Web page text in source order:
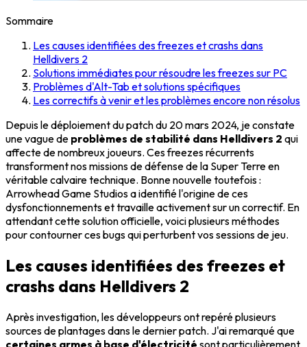
Sommaire
Les causes identifiées des freezes et crashs dans
Helldivers 2
Solutions immédiates pour résoudre les freezes sur PC
Problèmes d'Alt-Tab et solutions spécifiques
Les correctifs à venir et les problèmes encore non résolus
Depuis le déploiement du patch du 20 mars 2024, je constate
une vague de problèmes de stabilité dans Helldivers 2 qui
affecte de nombreux joueurs. Ces freezes récurrents
transforment nos missions de défense de la Super Terre en
véritable calvaire technique. Bonne nouvelle toutefois :
Arrowhead Game Studios a identifié l'origine de ces
dysfonctionnements et travaille activement sur un correctif. En
attendant cette solution officielle, voici plusieurs méthodes
pour contourner ces bugs qui perturbent vos sessions de jeu.
Les causes identifiées des freezes et
crashs dans Helldivers 2
Après investigation, les développeurs ont repéré plusieurs
sources de plantages dans le dernier patch. J'ai remarqué que
certaines armes à base d'électricité sont particulièrement